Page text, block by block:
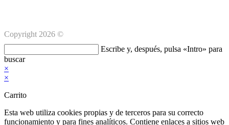
Copyright 2026 ©
en
esta
web
Escribe y, después, pulsa «Intro» para
buscar
×
×
Carrito
Esta web utiliza cookies propias y de terceros para su correcto
funcionamiento y para fines analíticos. Contiene enlaces a sitios web